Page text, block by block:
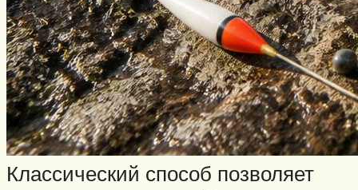
Классический способ позволяет